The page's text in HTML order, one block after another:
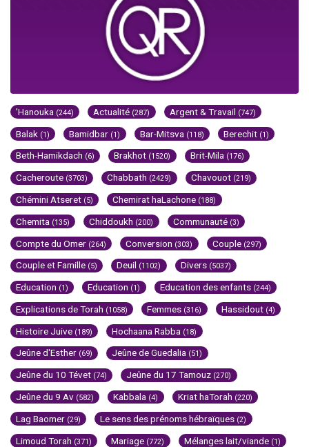
'Hanouka (244) Actualité (287) Argent & Travail (747)
Balak (1) Bamidbar (1) Bar-Mitsva (118) Berechit (1)
Beth-Hamikdach (6) Brakhot (1520) Brit-Mila (176)
Cacheroute (3703) Chabbath (2429) Chavouot (219)
Chémini Atseret (5) Chemirat haLachone (188)
Chemita (135) Chiddoukh (200) Communauté (3)
Compte du Omer (264) Conversion (303) Couple (297)
Couple et Famille (5) Deuil (1102) Divers (5037)
Education (1) Education (1) Education des enfants (244)
Explications de Torah (1058) Femmes (316) Hassidout (4)
Histoire Juive (189) Hochaana Rabba (18)
Jeûne d'Esther (69) Jeûne de Guedalia (51)
Jeûne du 10 Tévet (74) Jeûne du 17 Tamouz (270)
Jeûne du 9 Av (582) Kabbala (4) Kriat haTorah (220)
Lag Baomer (29) Le sens des prénoms hébraïques (2)
Limoud Torah (371) Mariage (772) Mélanges lait/viande (1)